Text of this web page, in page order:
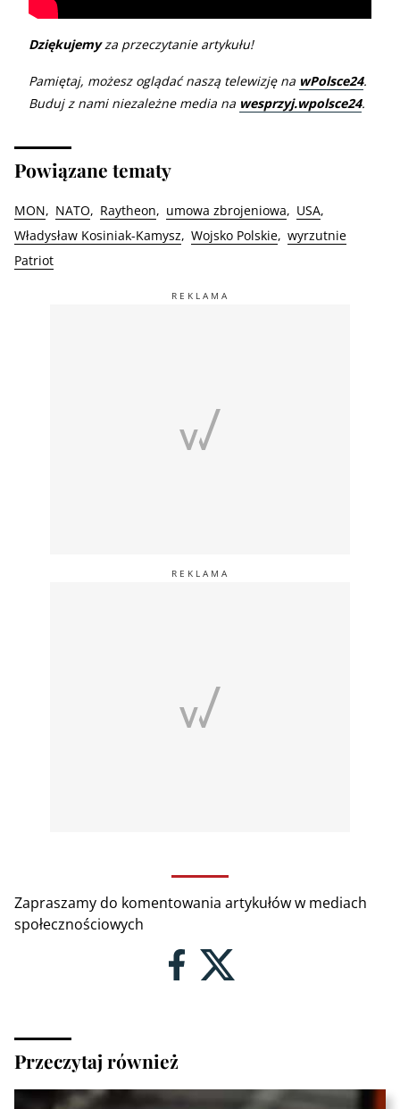
Dziękujemyza przeczytanie artykułu!
Pamiętaj, możesz oglądać naszą telewizję na wPolsce24.
Buduj z nami niezależne media na wesprzyj.wpolsce24.
Powiązane tematy
MON NATO Raytheon umowa zbrojeniowa
USA
Władysław Kosiniak-Kamysz
Wojsko Polskie wyrzutnie
Patriot
Zapraszamy do komentowania artykułów w mediach
społecznościowych
Przeczytaj również